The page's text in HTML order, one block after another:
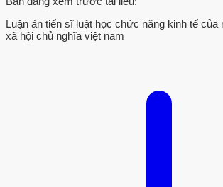
Luận án tiến sĩ luật học chức năng kinh tế
xã hội chủ nghĩa việt nam